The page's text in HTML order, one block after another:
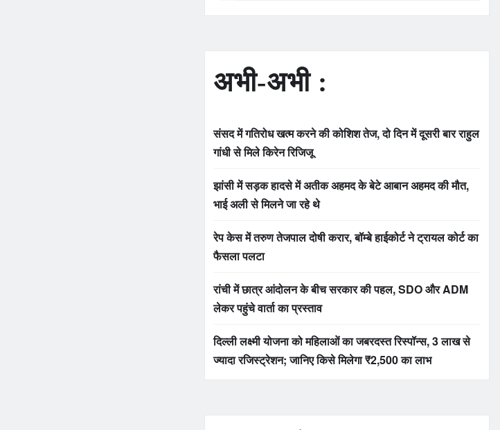
अभी-अभी :
संसद में गतिरोध खत्म करने की कोशिश तेज, दो दिन में दूसरी बार राहुल
गांधी से मिले किरेन रिजिजू
झांसी में सड़क हादसे में अतीक अहमद के बेटे आबान अहमद की मौत,
भाई अली से मिलने जा रहे थे
रेप केस में तरुण तेजपाल दोषी करार, बॉम्बे हाईकोर्ट ने ट्रायल कोर्ट का
फैसला पलटा
रांची में छात्र आंदोलन के बीच सरकार की पहल, SDO और ADM
लेकर पहुंचे वार्ता का प्रस्ताव
दिल्ली लक्ष्मी योजना को महिलाओं का जबरदस्त रिस्पॉन्स, 3 लाख से
ज्यादा रजिस्ट्रेशन; जानिए किसे मिलेगा ₹2,500 का लाभ